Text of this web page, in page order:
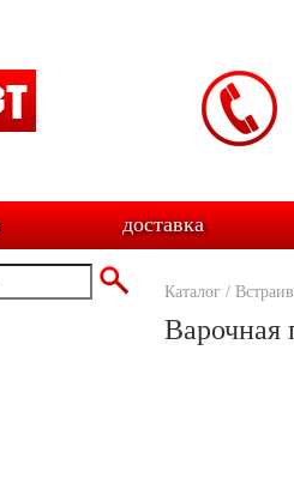
доставка
Каталог /
Варочная